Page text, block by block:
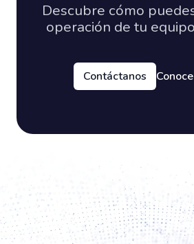
Descubre cómo
operación de tu
Contáctanos